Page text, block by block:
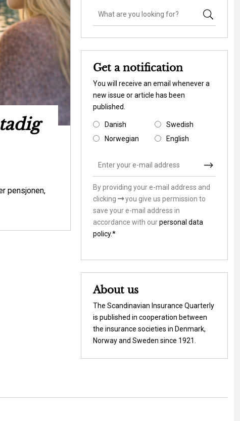
pensjonen,
Ny rapport
Danmark til at
Environmental
Skal vi som samfund lade stå til, mens
andre værdier i klimasårbare områder?
hvordan de m...
Get a notification
You will receive an email whenever a
new issue or article has been
published.
Danish
Swedish
Norwegian
English
By providing your e-mail address and
clicking
you give us permission to
save your e-mail address in
accordance with ourpersonal data
policy.*
About us
The Scandinavian Insurance Quarterly
is published in cooperation between
the insurance societies in Denmark,
Norway and Sweden since 1921.